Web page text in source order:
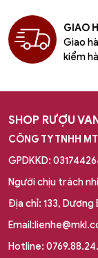
GIAO
Giao
kiểm
SHOP RƯỢU
CÔNG TY TNHH
GPDKKD:
Người chịu trách
Địa chỉ: 133, Dương
Hotline: